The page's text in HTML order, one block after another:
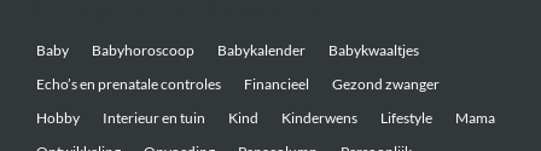
Baby Babyhoroscoop Babykalender
Babykwaaltjes
Echo’s en prenatale controles
Financieel
Gezond zwanger
Hobby
Interieur en tuin Kind Kinderwens Lifestyle
Mama